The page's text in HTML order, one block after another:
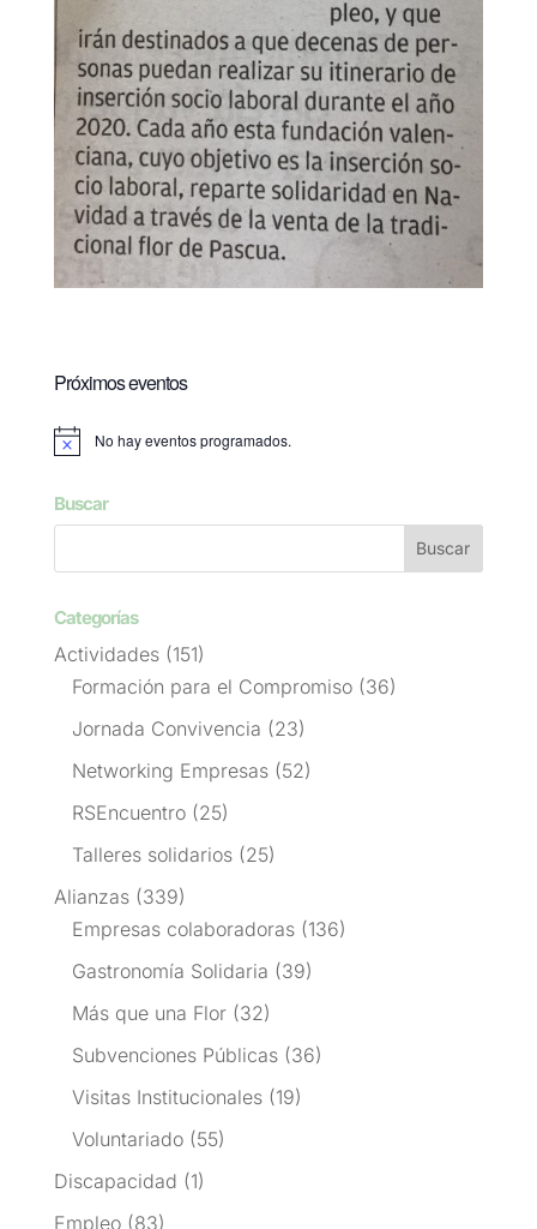
Próximos eventos
Aviso No hay eventos programados.
Buscar
Categorías
Actividades(151)
Formación para el Compromiso(36)
Jornada Convivencia (23)
Networking Empresas(52)
RSEncuentro(25)
Talleres solidarios(25)
Alianzas(339)
Empresas colaboradoras(136)
Gastronomía Solidaria (39)
Más que una Flor(32)
Subvenciones Públicas(36)
Visitas Institucionales(19)
Voluntariado(55)
Discapacidad (1)
Empleo(83)